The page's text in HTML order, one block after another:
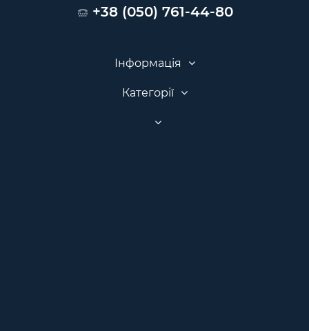
+38 (050) 761-44-80
Інформація
Категорії